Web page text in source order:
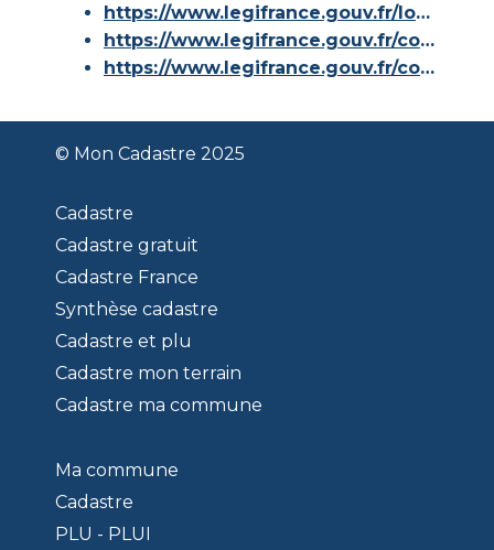
https://www.legifrance.gouv.fr/loda/id/JORFTEXT000000686267/
https://www.legifrance.gouv.fr/codes/article_lc/LEGIARTI000036588629/
https://www.legifrance.gouv.fr/codes/id/LEGISCTA000006180153/
© Mon Cadastre 2025
Cadastre
Cadastre gratuit
Cadastre France
Synthèse cadastre
Cadastre et plu
Cadastre mon terrain
Cadastre ma commune
Ma commune
Cadastre
PLU - PLUI